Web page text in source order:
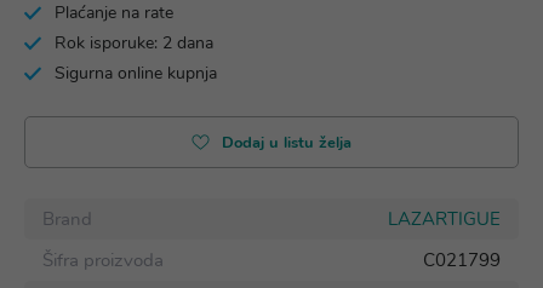
Plaćanje na rate
Rok isporuke: 2 dana
Sigurna online kupnja
Dodaj u listu želja
Brand
LAZARTIGUE
Šifra proizvoda
C021799